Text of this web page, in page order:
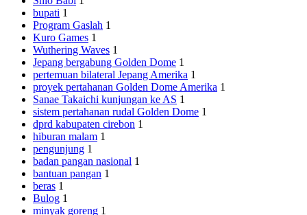
bupati 1
Program Gaslah 1
Kuro Games 1
Wuthering Waves 1
Jepang bergabung Golden Dome 1
pertemuan bilateral Jepang Amerika 1
proyek pertahanan Golden Dome Amerika 1
Sanae Takaichi kunjungan ke AS 1
sistem pertahanan rudal Golden Dome 1
dprd kabupaten cirebon 1
hiburan malam 1
pengunjung 1
badan pangan nasional 1
bantuan pangan 1
beras 1
Bulog 1
minyak goreng 1